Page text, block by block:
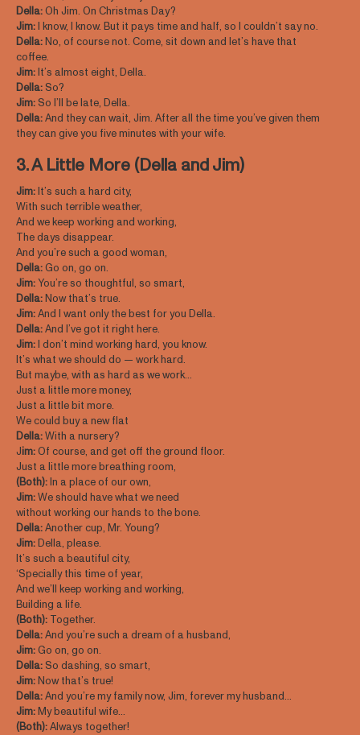
Della:Oh Jim. On Christmas Day?
Jim:I know, I know. But it pays time and half, so I couldn’t say no.
Della:No, of course not. Come, sit down and let’s have that
coffee.
Jim:It’s almost eight, Della.
Della:So?
Jim:So I’ll be late, Della.
Della:And they can wait, Jim. After all the time you’ve given them
they can give you five minutes with your wife.
3. A Little More (Della and Jim)
Jim:It’s such a hard city,
With such terrible weather,
And we keep working and working,
The days disappear.
And you’re such a good woman,
Della:Go on, go on.
Jim:You’re so thoughtful, so smart,
Della:Now that’s true.
Jim:And I want only the best for you Della.
Della:And I’ve got it right here.
Jim:I don’t mind working hard, you know.
It’s what we should do — work hard.
But maybe, with as hard as we work…
Just a little more money,
Just a little bit more.
We could buy a new flat
Della:With a nursery?
Jim:Of course, and get off the ground floor.
Just a little more breathing room,
(Both):In a place of our own,
Jim:We should have what we need
without working our hands to the bone.
Della:Another cup, Mr. Young?
Jim:Della, please.
It’s such a beautiful city,
‘Specially this time of year,
And we’ll keep working and working,
Building a life.
(Both):Together.
Della:And you’re such a dream of a husband,
Jim:Go on, go on.
Della:So dashing, so smart,
Jim:Now that’s true!
Della:And you’re my family now, Jim, forever my husband…
Jim:My beautiful wife…
(Both):Always together!